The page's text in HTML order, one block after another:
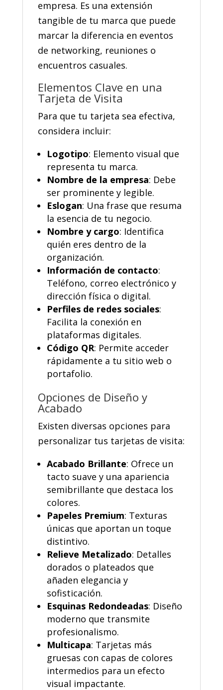
empresa. Es una extensión
tangible de tu marca que puede
marcar la diferencia en eventos
de networking, reuniones o
encuentros casuales.
Elementos Clave en una
Tarjeta de Visita
Para que tu tarjeta sea efectiva,
considera incluir:
Logotipo: Elemento visual que
representa tu marca.
Nombre de la empresa: Debe
ser prominente y legible.
Eslogan: Una frase que resuma
la esencia de tu negocio.
Nombre y cargo: Identifica
quién eres dentro de la
organización.
Información de contacto:
Teléfono, correo electrónico y
dirección física o digital.
Perfiles de redes sociales:
Facilita la conexión en
plataformas digitales.
Código QR: Permite acceder
rápidamente a tu sitio web o
portafolio.
Opciones de Diseño y
Acabado
Existen diversas opciones para
personalizar tus tarjetas de visita:
Acabado Brillante: Ofrece un
tacto suave y una apariencia
semibrillante que destaca los
colores.
Papeles Premium: Texturas
únicas que aportan un toque
distintivo.
Relieve Metalizado: Detalles
dorados o plateados que
añaden elegancia y
sofisticación.
Esquinas Redondeadas: Diseño
moderno que transmite
profesionalismo.
Multicapa: Tarjetas más
gruesas con capas de colores
intermedios para un efecto
visual impactante.